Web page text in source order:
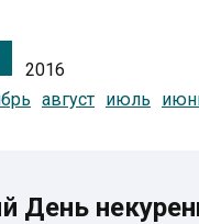
2016
август июль
День